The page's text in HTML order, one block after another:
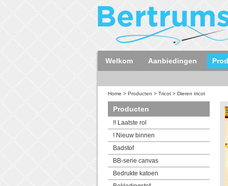
Welkom Aanbiedingen
Home > Producten > Tricot > Dieren tricot
Producten
!! Laatste rol
! Nieuw binnen
Badstof
BB-serie canvas
Bedrukte katoen